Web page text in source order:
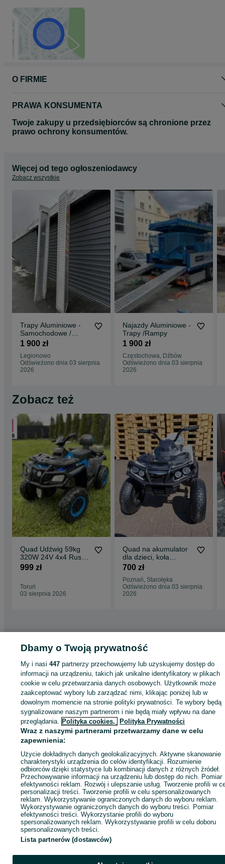
O FIRMIE
PRAWA KONSUMENTA
Twoje zakupy u przedsiębiorców są chronione przez
prawo ochrony konsumentów.
Więcej od tego ogłoszeniodawcy
Zobacz wszystkie
Trapy Aluminiowe -
Samochodowe /
Rampy / Najzady
1 900 zł
Legionowo
Odświeżono dnia 03 sierpnia
2026
Najazdy Aluminiowe -
Trapy /Rampy
1 900 zł
Częstochowa, Dźbów
Odświeżono dnia 03 sierpnia
2026
Zobacz też
Quad Udźwig 59kg
320W 24V 4x4 Rush
Pojazd dla dzieci auto
999 zł
Toruń
03 sierpnia 2026
Quad na akumulator
dla dzieci, koła
pompowane, na
700 zł
Poznań, Starołęka
Odświeżono dnia 03 sierpnia
2026
Strona główna Motoryzacja Części samochodowe
KATEGORIA
ID:895790535 Wyświetlenia:
Zadzwoń / SMS Wyślij wiadomość
Dbamy o Twoją prywatność
My i nasi447 partnerzy przechowujemy lub uzyskujemy dostęp do
informacji na urządzeniu, takich jak unikalne identyfikatory w plikach
cookie w celu przetwarzania danych osobowych. Użytkownik może
zaakceptować wybory lub zarządzać nimi, klikając poniżej lub w
dowolnym momencie na stronie polityki prywatności. Te wybory będą
sygnalizowane naszym partnerom i nie będą miały wpływu na dane
przeglądania. Polityka cookies, Polityka Prywatności
Wraz z naszymi partnerami przetwarzamy dane w celu
zapewnienia:
Użycie dokładnych danych geolokalizacyjnych. Aktywne skanowanie
charakterystyki urządzenia do celów identyfikacji. Rozumienie
odbiorców dzięki statystyce lub kombinacji danych z różnych źródeł.
Przechowywanie informacji na urządzeniu lub dostęp do nich. Pomiar
efektywności reklam. Rozwój i ulepszanie usług. Tworzenie profili w
personalizacji treści. Tworzenie profili w celu spersonalizowanych
reklam. Wykorzystywanie ograniczonych danych do wyboru reklam.
Wykorzystywanie ograniczonych danych do wyboru treści. Pomiar
efektywności treści. Wykorzystanie profili do wyboru
spersonalizowanych reklam. Wykorzystywanie profili w celu doboru
spersonalizowanych treści.
Lista partnerów (dostawców)